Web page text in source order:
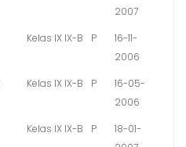
2007
Kelas IX IX-B P
16-11-
2006
Kelas IX IX-B P
16-05-
2006
Kelas IX IX-B P
18-01-